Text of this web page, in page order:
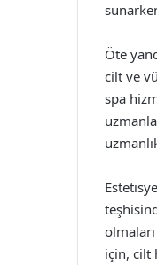
Öte
cilt ve
spa
için, cilt